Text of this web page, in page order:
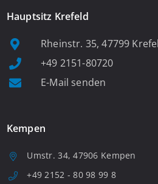
Hauptsitz Krefeld
Rheinstr. 35, 47799
+49 2151-80720
E-Mail senden
Kempen
Umstr. 34, 47906 Kempen
+49 2152 - 80 98 99 8